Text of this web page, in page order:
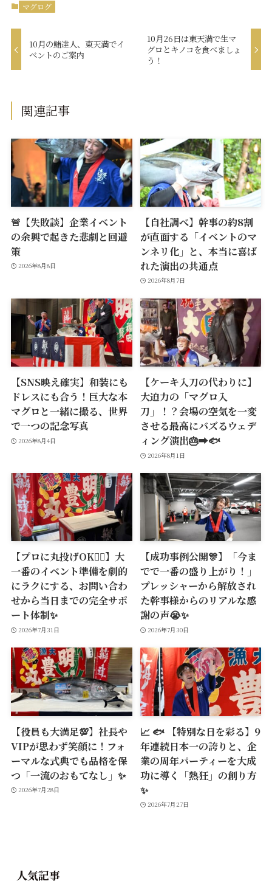
マグログ
10月の鮪達人、東天満でイ
ベントのご案内
10月26日は東天満で生マ
グロとキノコを食べましょ
う！
関連記事
🚨【失敗談】企業イベント
の余興で起きた悲劇と回避
策
2026年8月8日
【自社調べ】幹事の約8割
が直面する「イベントのマ
ンネリ化」と、本当に喜ば
れた演出の共通点
2026年8月7日
【SNS映え確実】和装にも
ドレスにも合う！巨大な本
マグロと一緒に撮る、世界
で一つの記念写真
2026年8月4日
【ケーキ入刀の代わりに】
大迫力の「マグロ入
刀」！？会場の空気を一変
させる最高にバズるウェデ
ィング演出🎂➡️🐟
2026年8月1日
【プロに丸投げOK🙆‍♂️】大
一番のイベント準備を劇的
にラクにする、お問い合わ
せから当日までの完全サポ
ート体制✨
2026年7月31日
【成功事例公開🎊】「今ま
でで一番の盛り上がり！」
プレッシャーから解放され
た幹事様からのリアルな感
謝の声😭✨
2026年7月30日
【役員も大満足💯】社長や
VIPが思わず笑顔に！フォ
ーマルな式典でも品格を保
つ「一流のおもてなし」✨
2026年7月28日
📈 🐟 【特別な日を彩る】9
年連続日本一の誇りと、企
業の周年パーティーを大成
功に導く「熱狂」の創り方
✨
2026年7月27日
人気記事